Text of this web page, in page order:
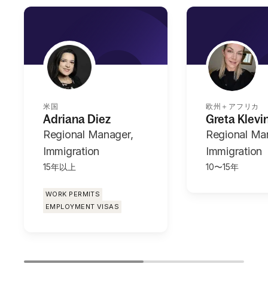
米国
Adriana Diez
Regional Manager,
Immigration
15年以上
WORK PERMITS
EMPLOYMENT VISAS
欧州＋アフリカ
Greta
Regional
Immigration
10〜15年